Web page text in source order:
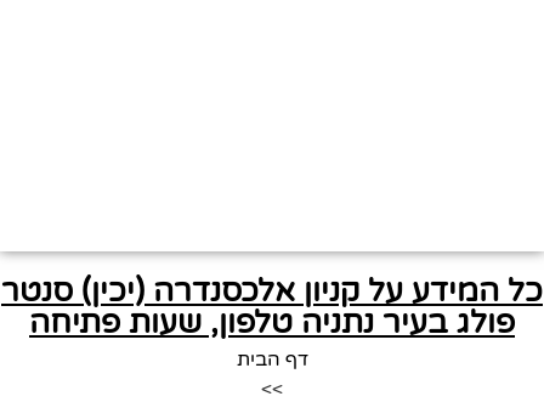
כל המידע על קניון אלכסנדרה (יכין) סנטר
פולג בעיר נתניה טלפון, שעות פתיחה
דף הבית
>>